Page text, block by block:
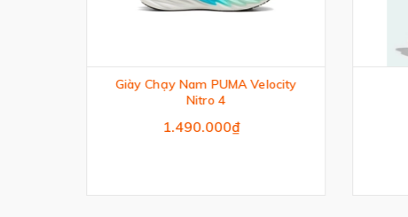
Giày Chạy Nam PUMA Velocity
Nitro 4
1.490.000₫